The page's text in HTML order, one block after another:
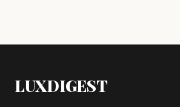
LUXDIGEST